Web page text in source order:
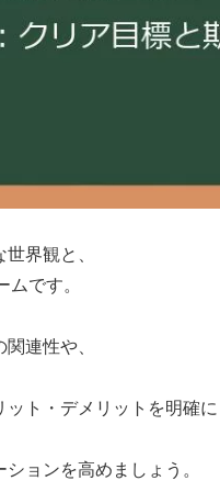
界観と、
です。
連性や、
ト・デメリットを明確に
ョンを高めましょう。